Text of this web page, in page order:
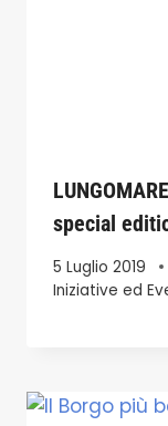
special
5 Luglio 2019
Iniziative ed